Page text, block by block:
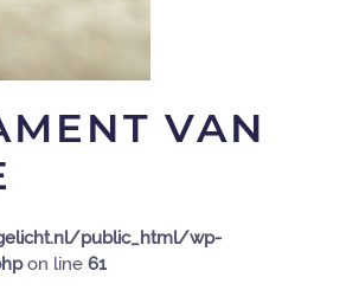
VAN
public_html/wp-
on line 61